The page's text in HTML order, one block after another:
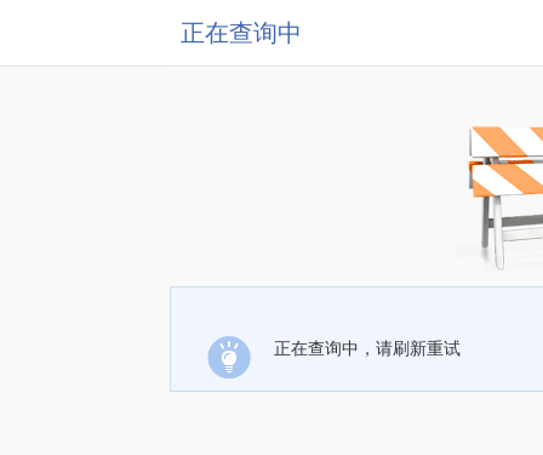
正在查询中
正在查询中，请刷新重试